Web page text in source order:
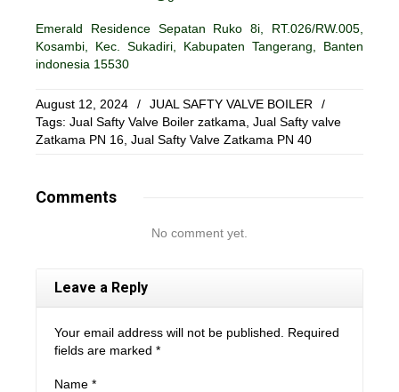
Emerald Residence Sepatan Ruko 8i, RT.026/RW.005,
Kosambi, Kec. Sukadiri, Kabupaten Tangerang, Banten
indonesia 15530
August 12, 2024 / JUAL SAFTY VALVE BOILER
/
Tags: Jual Safty Valve Boiler zatkama Jual Safty valve
Zatkama PN 16 Jual Safty Valve Zatkama PN 40
Comments
No comment yet.
Leave a Reply
Your email address will not be published. Required
fields are marked *
Name *